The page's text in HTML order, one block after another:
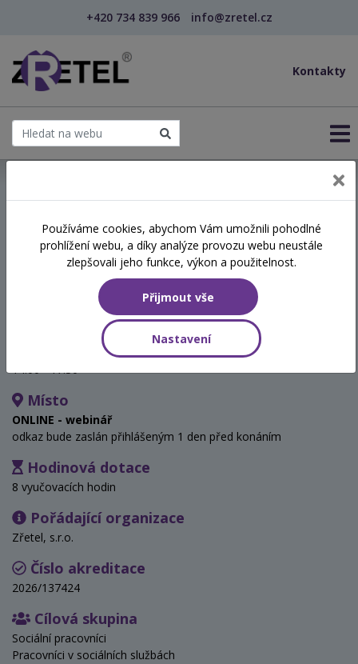
+420 734 839 966 info@zretel.cz
Kontakty
Práce s rodinami osob s
duševním onemocněním
26.10.2026 - 27.10.2026
14:00 - 17:30
Místo
ONLINE - webinář
odkaz bude zaslán přihlášeným 1 den před konáním
Hodinová dotace
8 vyučovacích hodin
Pořádající organizace
Zřetel, s.r.o.
Číslo akreditace
2026/137424
Cílová skupina
Sociální pracovníci
Pracovníci v sociálních službách
Používáme cookies, abychom Vám umožnili pohodlné
prohlížení webu, a díky analýze provozu webu neustále
zlepšovali jeho funkce, výkon a použitelnost.
Přijmout vše
Nastavení